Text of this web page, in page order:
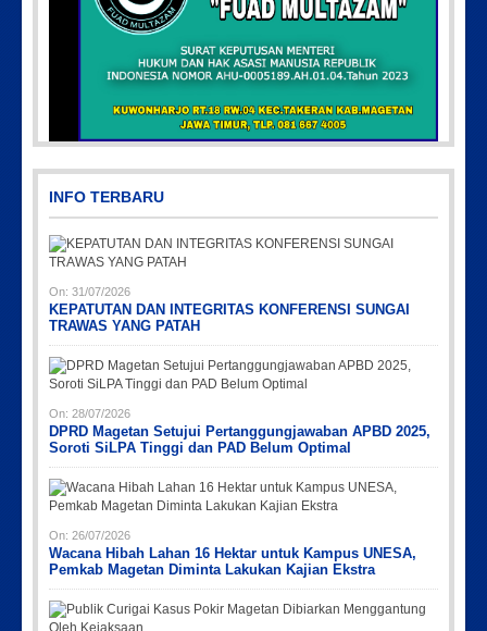
IMG_20230730_152959
Picsart_23-04-10_00-36-15-097
Picsart_23-04-12_11-55-35-604
Picsart_23-04-12_12-24-51-034
PicsArt_03-12-12.53.38
INFO TERBARU
On: 31/07/2026
KEPATUTAN DAN INTEGRITAS KONFERENSI SUNGAI
TRAWAS YANG PATAH
On: 28/07/2026
DPRD Magetan Setujui Pertanggungjawaban APBD 2025,
Soroti SiLPA Tinggi dan PAD Belum Optimal
On: 26/07/2026
Wacana Hibah Lahan 16 Hektar untuk Kampus UNESA,
Pemkab Magetan Diminta Lakukan Kajian Ekstra